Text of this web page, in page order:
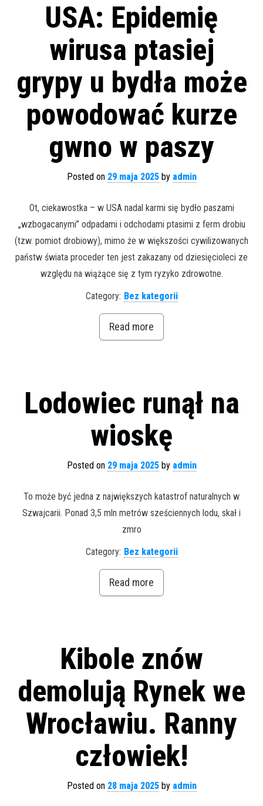
USA: Epidemię
wirusa ptasiej
grypy u bydła może
powodować kurze
gwno w paszy
Posted on 29 maja 2025by admin
Ot, ciekawostka – w USA nadal karmi się bydło paszami
„wzbogacanymi” odpadami i odchodami ptasimi z ferm drobiu
(tzw. pomiot drobiowy), mimo że w większości cywilizowanych
państw świata proceder ten jest zakazany od dziesięcioleci ze
względu na wiążące się z tym ryzyko zdrowotne.
Category: Bez kategorii
Read more
Lodowiec runął na
wioskę
Posted on 29 maja 2025by admin
To może być jedna z największych katastrof naturalnych w
Szwajcarii. Ponad 3,5 mln metrów sześciennych lodu, skał i
zmro
Category: Bez kategorii
Read more
Kibole znów
demolują Rynek we
Wrocławiu. Ranny
człowiek!
Posted on 28 maja 2025by admin